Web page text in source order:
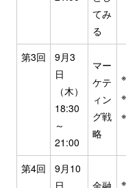
てみ
る
第3回
9月3
日
（木）
18:30
～
21:00
マー
ケテ
ィン
グ戦
略
第4回
9月10